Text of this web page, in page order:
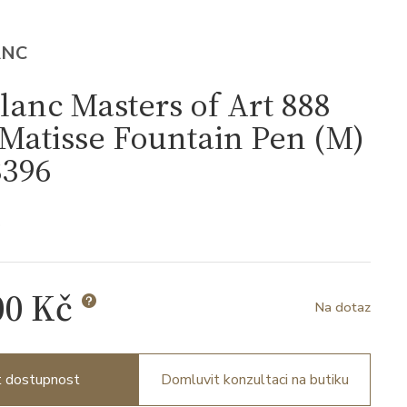
Masters of Art 888
Fountain Pen (M)
Kč Na dotaz
dostupnost Domluvit konzultaci na butiku